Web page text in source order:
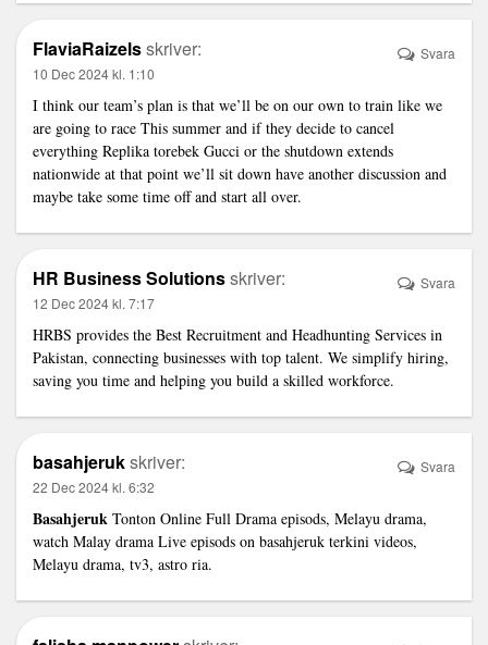
FlaviaRaizelsskriver:
10 Dec 2024 kl. 1:10
I think our team’s plan is that we’ll be on our own to train like we
are going to race This summer and if they decide to cancel
everything Replika torebek Gucci or the shutdown extends
nationwide at that point we’ll sit down have another discussion and
maybe take some time off and start all over.
Svara
HR Business Solutionsskriver:
12 Dec 2024 kl. 7:17
HRBS provides the Best Recruitment and Headhunting Services in
Pakistan, connecting businesses with top talent. We simplify hiring,
saving you time and helping you build a skilled workforce.
Svara
basahjerukskriver:
22 Dec 2024 kl. 6:32
Basahjeruk Tonton Online Full Drama episods, Melayu drama,
watch Malay drama Live episods on basahjeruk terkini videos,
Melayu drama, tv3, astro ria.
Svara